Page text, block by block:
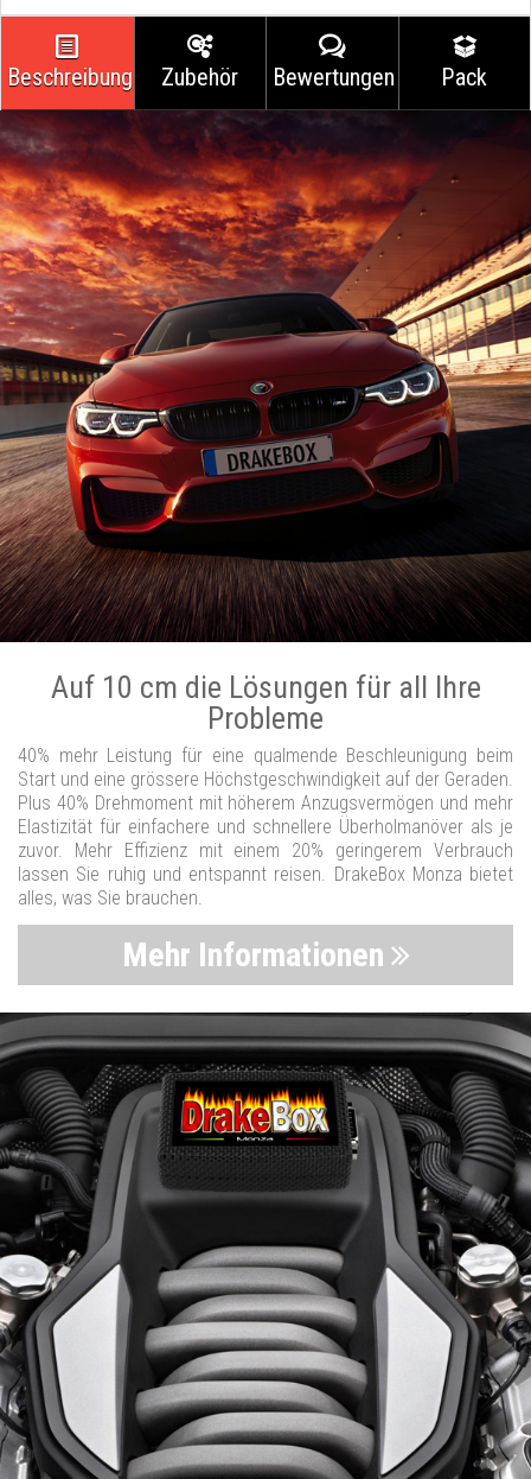
Beschreibung Zubehör Bewertungen Pack
Auf 10 cm die Lösungen für all Ihre
Probleme
40% mehr Leistung für eine qualmende Beschleunigung beim
Start und eine grössere Höchstgeschwindigkeit auf der Geraden.
Plus 40% Drehmoment mit höherem Anzugsvermögen und mehr
Elastizität für einfachere und schnellere Überholmanöver als je
zuvor. Mehr Effizienz mit einem 20% geringerem Verbrauch
lassen Sie ruhig und entspannt reisen. DrakeBox Monza bietet
alles, was Sie brauchen.
Mehr Informationen